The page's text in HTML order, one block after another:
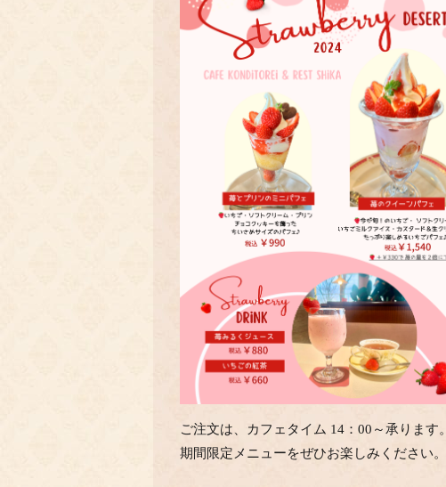
ご注文は、カフェタイム 14：00～承ります。
期間限定メニューをぜひお楽しみください。